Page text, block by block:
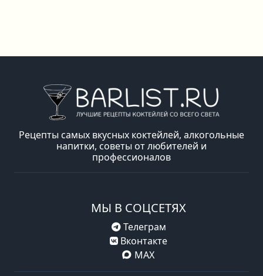
Рецепты самых вкусных коктейлей, алкогольные
напитки, советы от любителей и
профессионалов
МЫ В СОЦСЕТЯХ
Телеграм
Вконтакте
MAX